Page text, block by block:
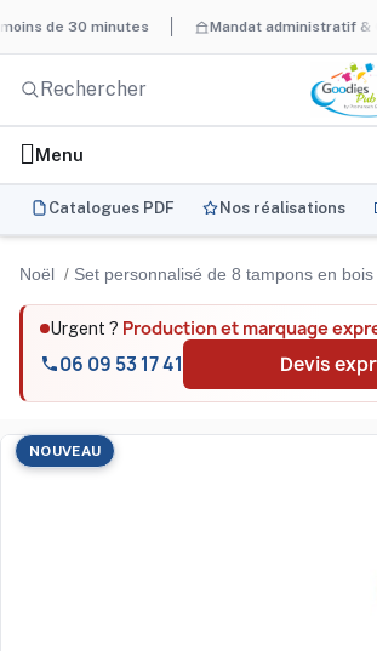
30 minutes Mandat administratif &
Menu
Catalogues PDF Nos réalisations
Noël Set personnalisé de 8 tampons en bois
Urgent ? Production et marquage
06 09 53 17 41 Devis
NOUVEAU